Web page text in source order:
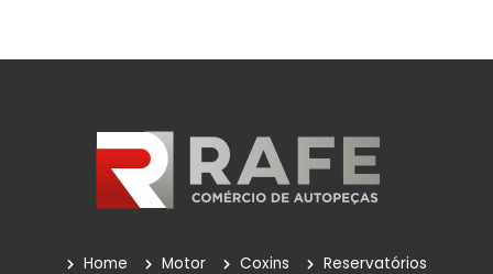
Home Motor Coxins
Reservatórios